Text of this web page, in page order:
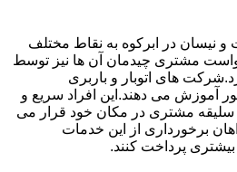
نیسان در ابرکوه به نقاط مختلف
مشتری چیدمان آن ها نیز توسط
های اتوبار و باربری
آموزش می دهند.این افراد سریع و
مشتری در مکان خود قرار می
برخورداری از این خدمات
بیشتری پرداخت کنند.